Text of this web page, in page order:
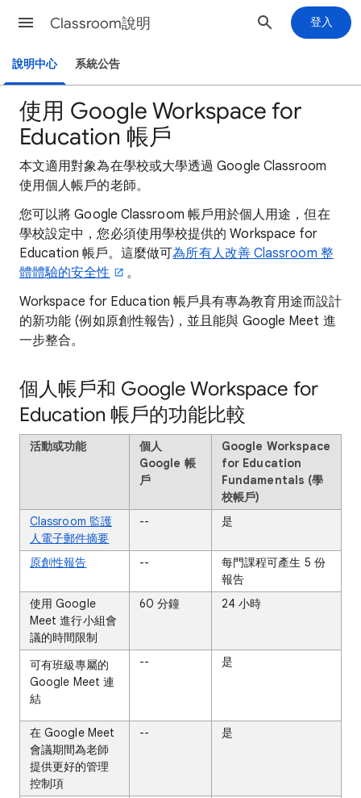
Classroom說明 登入
說明中心 系統公告
使用 Google Workspace for
Education 帳戶
本文適用對象為在學校或大學透過 Google Classroom
使用個人帳戶的老師。
您可以將 Google Classroom 帳戶用於個人用途，但在
學校設定中，您必須使用學校提供的 Workspace for
Education 帳戶。這麼做可為所有人改善 Classroom 整
體體驗的安全性
。
Workspace for Education 帳戶具有專為教育用途而設計
的新功能 (例如原創性報告)，並且能與 Google Meet 進
一步整合。
個人帳戶和 Google Workspace for
Education 帳戶的功能比較
活動或功能
個人
Google 帳
戶
Google Workspace
for Education
Fundamentals (學
校帳戶)
Classroom 監護
人電子郵件摘要
-- 是
原創性報告 --
每門課程可產生 5 份
報告
使用 Google
Meet 進行小組會
議的時間限制
60 分鐘 24 小時
可有班級專屬的
Google Meet 連
結
-- 是
在 Google Meet
會議期間為老師
提供更好的管理
控制項
-- 是